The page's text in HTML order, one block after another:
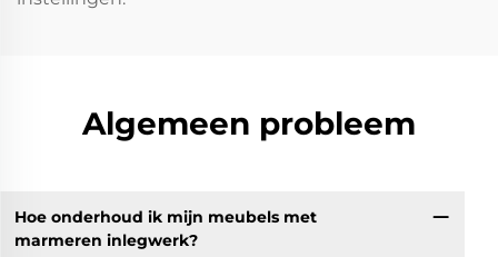
Algemeen probleem
Hoe onderhoud ik mijn meubels met
marmeren inlegwerk?